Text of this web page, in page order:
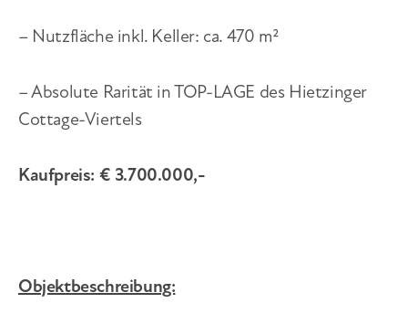
– Nutzfläche inkl. Keller: ca. 470 m²
– Absolute Rarität in TOP-LAGE des Hietzinger
Cottage-Viertels
Kaufpreis: € 3.700.000,-
Objektbeschreibung: